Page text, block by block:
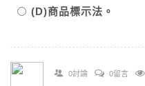
(D)商品標示法。
0討論 0留言